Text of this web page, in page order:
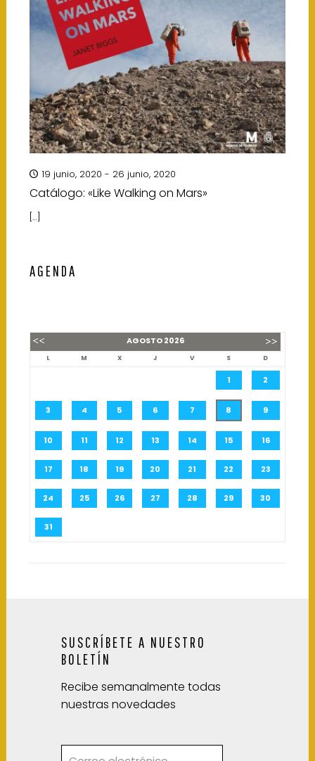
19 junio, 2020 - 26 junio, 2020
Catálogo: «Like Walking on Mars»
[…]
AGENDA
AGOSTO2026
L M X J V S D
1 2
3 4 5 6 7 8 9
10 11 12 13 14 15 16
17 18 19 20 21 22 23
24 25 26 27 28 29 30
31
SUSCRÍBETE A NUESTRO
BOLETÍN
Recibe semanalmente todas
nuestras novedades